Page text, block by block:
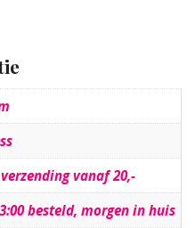
vanaf 20,-
besteld, morgen in huis